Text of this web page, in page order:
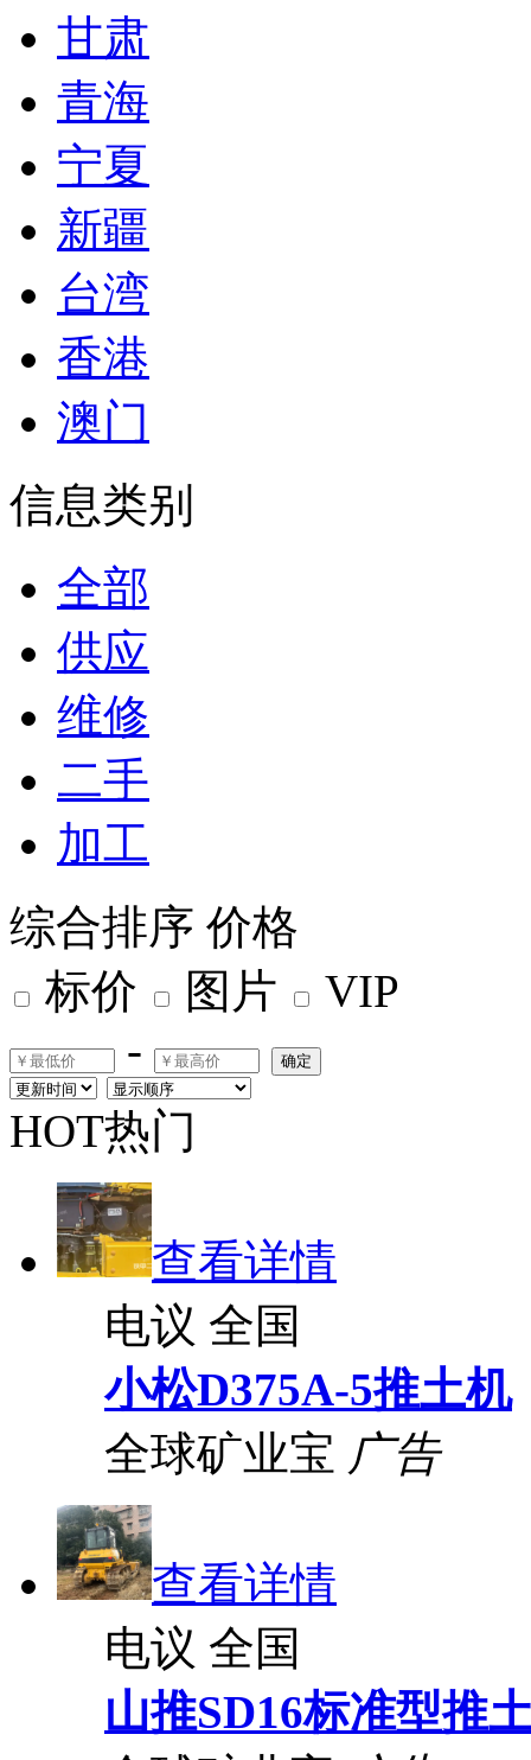
甘肃
青海
宁夏
新疆
台湾
香港
澳门
信息类别
全部
供应
维修
二手
加工
综合排序 价格
标价
图片
VIP
-
确定
HOT热门
查看详情
电议 全国
小松D375A-5推土机
全球矿业宝 广告
查看详情
电议 全国
山推SD16标准型推